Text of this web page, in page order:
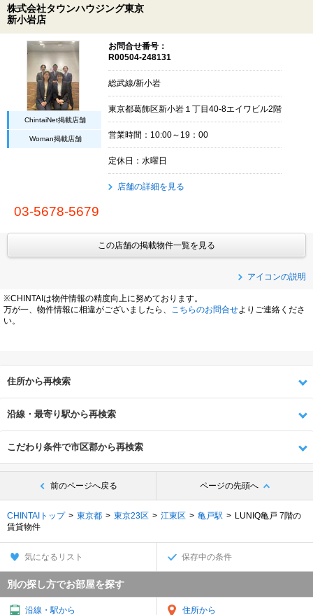
株式会社タウンハウジング東京
新小岩店
ChintaiNet掲載店舗
Woman掲載店舗
お問合せ番号：
R00504-248131
総武線/新小岩
東京都葛飾区新小岩１丁目40-8エイワビル2階
営業時間：10:00～19：00
定休日：水曜日
店舗の詳細を見る
03-5678-5679
この店舗の掲載物件一覧を見る
アイコンの説明
※CHINTAIは物件情報の精度向上に努めております。
万が一、物件情報に相違がございましたら、
こちらのお問合せよりご連絡くださ
い。
住所から再検索
沿線・最寄り駅から再検索
こだわり条件で市区郡から再検索
前のページへ戻る ページの先頭へ
CHINTAIトップ 東京都 東京23区 江東区 亀戸駅
LUNIQ亀戸 7階の
賃貸物件
気になるリスト 保存中の条件
別の探し方でお部屋を探す
沿線・駅から 住所から